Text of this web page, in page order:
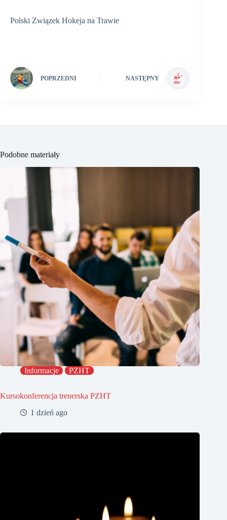
Polski Związek Hokeja na Trawie
POPRZEDNI NASTĘPNY
Podobne materiały
Informacje PZHT
Kursokonferencja trenerska PZHT
1 dzień ago